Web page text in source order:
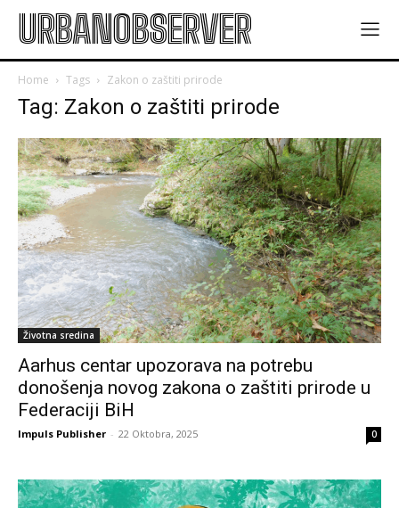
URBANOBSERVER
Home Tags Zakon o zaštiti prirode
Tag: Zakon o zaštiti prirode
Životna sredina
Aarhus centar upozorava na potrebu
donošenja novog zakona o zaštiti prirode u
Federaciji BiH
Impuls Publisher - 22 Oktobra, 2025 0